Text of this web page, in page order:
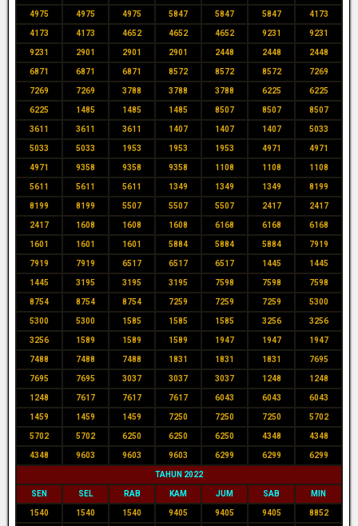
4975 4975 4975 5847 5847 5847 4173
4173 4173 4652 4652 4652 9231 9231
9231 2901 2901 2901 2448 2448 2448
6871 6871 6871 8572 8572 8572 7269
7269 7269 3788 3788 3788 6225 6225
6225 1485 1485 1485 8507 8507 8507
3611 3611 3611 1407 1407 1407 5033
5033 5033 1953 1953 1953 4971 4971
4971 9358 9358 9358 1108 1108 1108
5611 5611 5611 1349 1349 1349 8199
8199 8199 5507 5507 5507 2417 2417
2417 1608 1608 1608 6168 6168 6168
1601 1601 1601 5884 5884 5884 7919
7919 7919 6517 6517 6517 1445 1445
1445 3195 3195 3195 7598 7598 7598
8754 8754 8754 7259 7259 7259 5300
5300 5300 1585 1585 1585 3256 3256
3256 1589 1589 1589 1947 1947 1947
7488 7488 7488 1831 1831 1831 7695
7695 7695 3037 3037 3037 1248 1248
1248 7617 7617 7617 6043 6043 6043
1459 1459 1459 7250 7250 7250 5702
5702 5702 6250 6250 6250 4348 4348
4348 9603 9603 9603 6299 6299 6299
TAHUN 2022
SEN SEL RAB KAM JUM SAB MIN
1540 1540 1540 9405 9405 9405 8852